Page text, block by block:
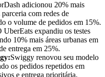
adicionou 20% mais
com redes de
o volume de pedidos em 15%.
UberEats expandiu os testes
10% mais áreas urbanas em
entrega em 25%.
Swiggy renovou seu modelo
os pedidos repetidos em
e entrega prioritária.